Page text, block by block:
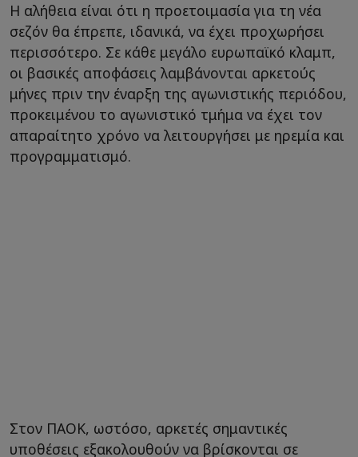
Η αλήθεια είναι ότι η προετοιμασία για τη νέα
σεζόν θα έπρεπε, ιδανικά, να έχει προχωρήσει
περισσότερο. Σε κάθε μεγάλο ευρωπαϊκό κλαμπ,
οι βασικές αποφάσεις λαμβάνονται αρκετούς
μήνες πριν την έναρξη της αγωνιστικής περιόδου,
προκειμένου το αγωνιστικό τμήμα να έχει τον
απαραίτητο χρόνο να λειτουργήσει με ηρεμία και
προγραμματισμό.
Στον ΠΑΟΚ, ωστόσο, αρκετές σημαντικές
υποθέσεις εξακολουθούν να βρίσκονται σε